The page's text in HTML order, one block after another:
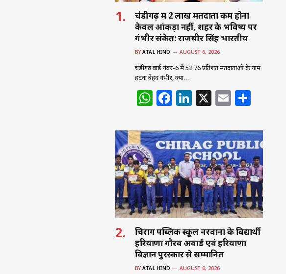
चंडीगढ़ में 2 लाख मतदाता कम होना
केवल आंकड़ा नहीं, शहर के भविष्य पर
गंभीर संकेत: राजबीर सिंह भारतीय
BY ATAL HIND AUGUST 6, 2026
चंडीगढ़ वार्ड नंबर-6 में 52.76 प्रतिशत मतदाताओं के नाम
हटना बेहद गंभीर, क्या…
W
h
at
s
A
p
p
F
a
c
e
b
o
o
k
Li
n
k
e
dI
n
X E
m
ai
l
ar
e
चिराग पब्लिक स्कूल नरवाना के विद्यार्थी
हरियाणा गौरव अवार्ड एवं हरियाणा
विज्ञान पुरस्कार से सम्मानित
BY ATAL HIND AUGUST 6, 2026